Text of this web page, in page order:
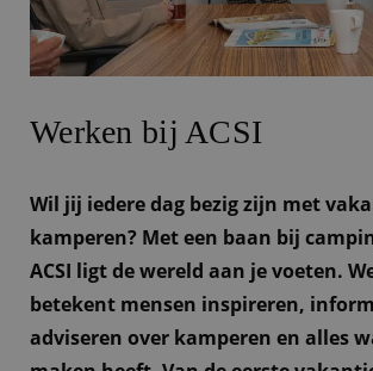
Werken bij ACSI
Wil jij iedere dag bezig zijn met
kamperen? Met een baan bij
ACSI ligt de wereld aan je voeten.
betekent mensen inspireren,
adviseren over kamperen en alles